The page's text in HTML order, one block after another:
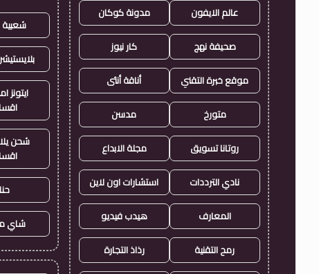
عالم الايفون مدونة كوكان
صحيفة نهج كار نيوز
موقع خبرة التقني أناقة أنثى
متورخ مدسن
روتانا تسويق مجلة الابداع
نادي الترددات استشارات اون لاين
المعارف هيدب فيديو
رمح التقنية رذاذ التجارة
شعبية
ايتونز
شحن
حنا
شاي